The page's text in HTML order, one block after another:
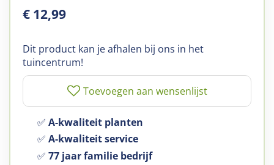
€ 12,99
Dit product kan je afhalen bij ons in het
tuincentrum!
✅ A-kwaliteit planten
✅ A-kwaliteit service
✅ 77 jaar familie bedrijf